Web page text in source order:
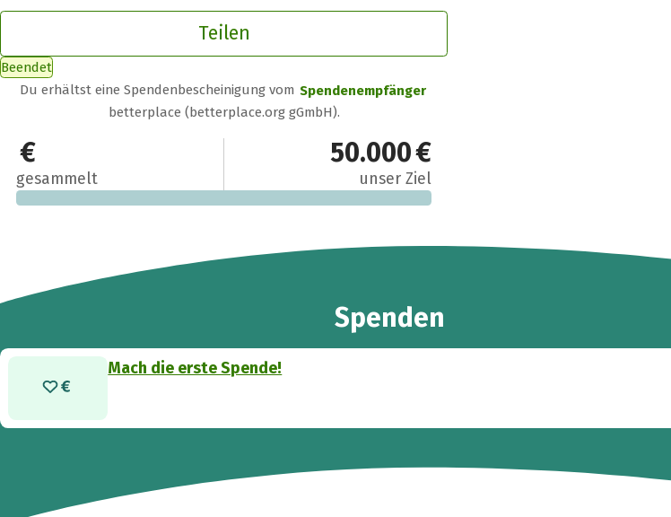
Teilen
Beendet
Du erhältst eine Spendenbescheinigung vom Spendenempfänger
betterplace (betterplace.org gGmbH).
0 €
gesammelt
50.000 €
unser Ziel
Spenden
Mach die erste Spende!